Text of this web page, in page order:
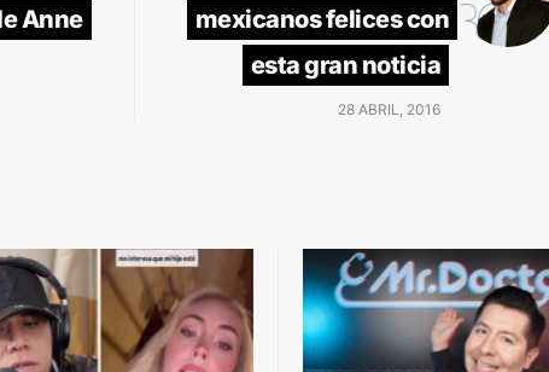
Anne
mexicanos felices con
esta gran noticia
28 ABRIL, 2016